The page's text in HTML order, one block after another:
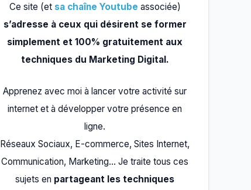
Ce site (et sa chaîne Youtube associée)
s’adresse à ceux qui désirent se former
simplement et 100% gratuitement aux
techniques du Marketing Digital.
Apprenez avec moi à lancer votre activité sur
internet et à développer votre présence en
ligne.
Réseaux Sociaux, E-commerce, Sites Internet,
Communication, Marketing… Je traite tous ces
sujets en partageant les techniques